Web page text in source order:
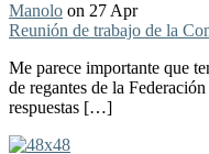
Manolo on 27 Apr
Reunión de trabajo de la
Me parece importante que
de regantes de la
respuestas […]